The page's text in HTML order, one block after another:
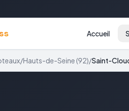
Accueil
/Hauts-de-Seine (92)/Saint-